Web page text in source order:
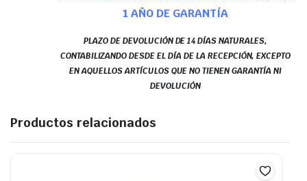
1 AÑO DE GARANTÍA
PLAZO DE DEVOLUCIÓN DE 14 DÍAS NATURALES,
CONTABILIZANDO DESDE EL DÍA DE LA RECEPCIÓN, EXCEPTO
EN AQUELLOS ARTÍCULOS QUE NO TIENEN GARANTÍA NI
DEVOLUCIÓN
Productos relacionados